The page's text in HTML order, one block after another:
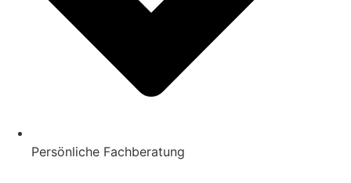
Persönliche Fachberatung